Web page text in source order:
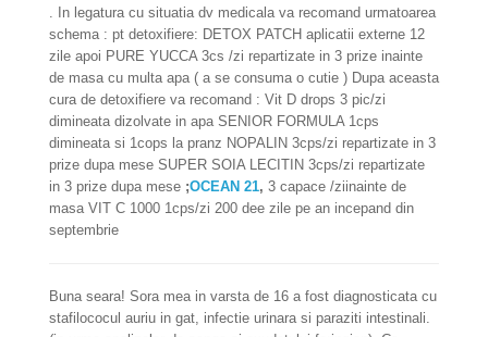
. In legatura cu situatia dv medicala va recomand urmatoarea
schema : pt detoxifiere: DETOX PATCH aplicatii externe 12
zile apoi PURE YUCCA 3cs /zi repartizate in 3 prize inainte
de masa cu multa apa ( a se consuma o cutie ) Dupa aceasta
cura de detoxifiere va recomand : Vit D drops 3 pic/zi
dimineata dizolvate in apa SENIOR FORMULA 1cps
dimineata si 1cops la pranz NOPALIN 3cps/zi repartizate in 3
prize dupa mese SUPER SOIA LECITIN 3cps/zi repartizate
in 3 prize dupa mese ;OCEAN 21, 3 capace /ziinainte de
masa VIT C 1000 1cps/zi 200 dee zile pe an incepand din
septembrie
Buna seara! Sora mea in varsta de 16 a fost diagnosticata cu
stafilococul auriu in gat, infectie urinara si paraziti intestinali.